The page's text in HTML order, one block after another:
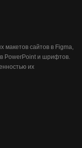
макетов сайтов в Figma,
PowerPoint и шрифтов.
их